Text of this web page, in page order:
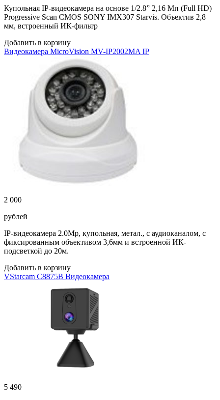
Купольная IP-видеокамера на основе 1/2.8” 2,16 Мп (Full HD)
Progressive Scan CMOS SONY IMX307 Starvis. Объектив 2,8
мм, встроенный ИК-фильтр
Добавить в корзину
Видеокамера MicroVision MV-IP2002MA IP
2 000
рублей
IP-видеокамера 2.0Mp, купольная, метал., с аудиоканалом, с
фиксированным объективом 3,6мм и встроенной ИК-
подсветкой до 20м.
Добавить в корзину
VStarcam C8875B Видеокамера
5 490